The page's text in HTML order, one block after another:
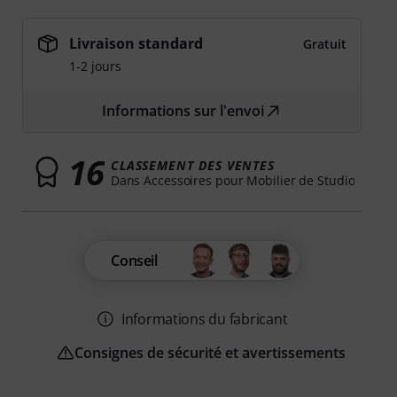
Livraison standard
Gratuit
1-2 jours
Informations sur l'envoi
16 CLASSEMENT DES VENTES
Dans Accessoires pour Mobilier de Studio
Conseil
Informations du fabricant
Consignes de sécurité et avertissements